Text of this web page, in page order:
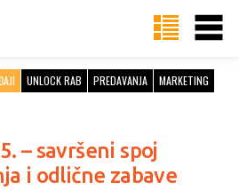
UNLOCK RAB PREDAVANJA
MARKETING
– savršeni spoj
i odlične zabave